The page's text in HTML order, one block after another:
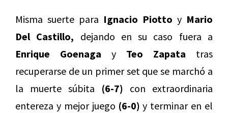
Misma suerte para Ignacio Piotto y Mario
Del Castillo, dejando en su caso fuera a
Enrique Goenaga y Teo Zapata tras
recuperarse de un primer set que se marchó a
la muerte súbita (6-7) con extraordinaria
entereza y mejor juego (6-0) y terminar en el